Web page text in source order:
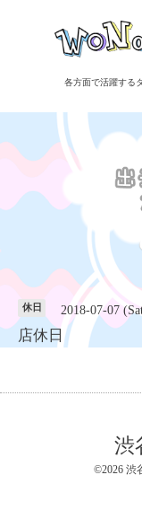
各方面で活躍する
休日 2018-07-07
店休日
渋
©2026 渋